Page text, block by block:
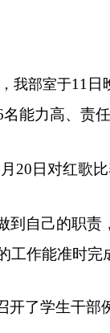
我部室于11日
能力高、责
20日对红歌
到自己的职
作能准时完
开了学生干